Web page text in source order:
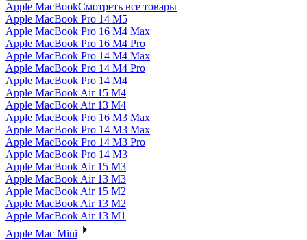
Apple MacBookСмотреть все товары
Apple MacBook Pro 14 M5
Apple MacBook Pro 16 M4 Max
Apple MacBook Pro 16 M4 Pro
Apple MacBook Pro 14 M4 Max
Apple MacBook Pro 14 M4 Pro
Apple MacBook Pro 14 M4
Apple MacBook Air 15 M4
Apple MacBook Air 13 M4
Apple MacBook Pro 16 M3 Max
Apple MacBook Pro 14 M3 Max
Apple MacBook Pro 14 M3 Pro
Apple MacBook Pro 14 M3
Apple MacBook Air 15 M3
Apple MacBook Air 13 M3
Apple MacBook Air 15 M2
Apple MacBook Air 13 M2
Apple MacBook Air 13 M1
Apple Mac Mini